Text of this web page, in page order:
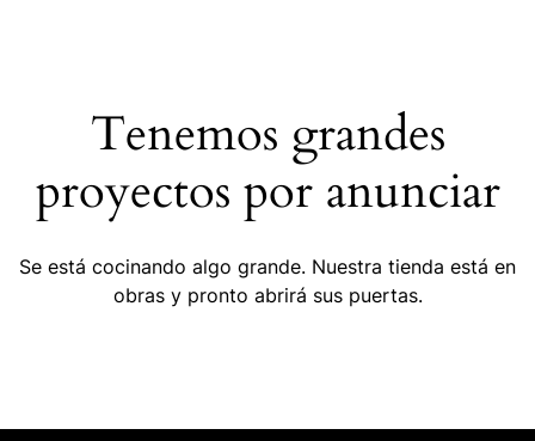
Tenemos grandes
proyectos por anunciar
Se está cocinando algo grande. Nuestra tienda está en
obras y pronto abrirá sus puertas.